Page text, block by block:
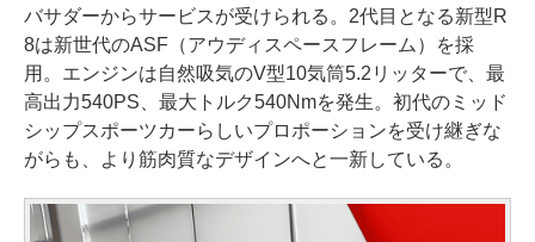
バサダーからサービスが受けられる。2代目となる新型R
8は新世代のASF（アウディスペースフレーム）を採
用。エンジンは自然吸気のV型10気筒5.2リッターで、最
高出力540PS、最大トルク540Nmを発生。初代のミッド
シップスポーツカーらしいプロポーションを受け継ぎな
がらも、より筋肉質なデザインへと一新している。